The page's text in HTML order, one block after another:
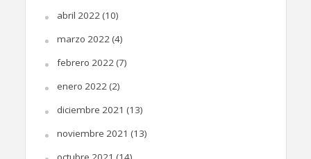
abril 2022(10)
marzo 2022(4)
febrero 2022(7)
enero 2022(2)
diciembre 2021 (13)
noviembre 2021 (13)